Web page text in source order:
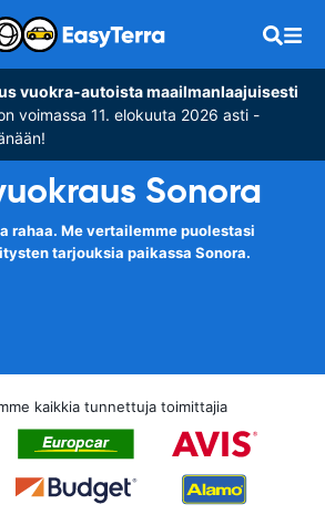
vuokra-autoista maailmanlaajuisesti
voimassa 11. elokuuta 2026 asti -
Sonora
rahaa. Me vertailemme puolestasi
tarjouksia paikassa Sonora.
kaikkia tunnettuja toimittajia